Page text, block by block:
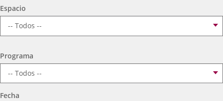
Espacio
Programa
Fecha